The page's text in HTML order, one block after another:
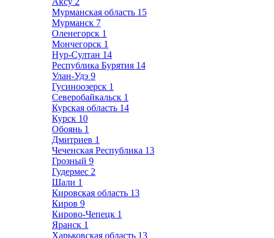
Мурманская область 15
Мурманск 7
Оленегорск 1
Мончегорск 1
Нур-Султан 14
Республика Бурятия 14
Улан-Удэ 9
Гусиноозерск 1
Северобайкальск 1
Курская область 14
Курск 10
Обоянь 1
Дмитриев 1
Чеченская Республика 13
Грозный 9
Гудермес 2
Шали 1
Кировская область 13
Киров 9
Кирово-Чепецк 1
Яранск 1
Харьковская область 13